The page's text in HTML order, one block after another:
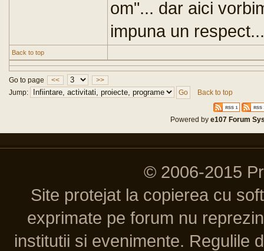
om"... dar aici
impuna un respect...
Back to top
Go to page <<
>>
Jump:
Back to top
Powered bye107 Forum
© 2006-2015
Site protejat la copierea cu
exprimate pe forum nu
institutii si evenimente. Regulile